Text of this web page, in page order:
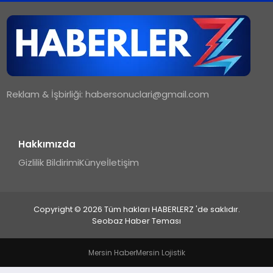
TEKNOLOJI
Reklam & İşbirliği:habersonuclari@gmail.com
Hakkımızda
Gizlilik BildirimiKünyeİletişim
Copyright © 2026 Tüm hakları HABERLERZ 'de saklıdır.
Seobaz Haber Teması
Mersin HaberMersin Lojistik